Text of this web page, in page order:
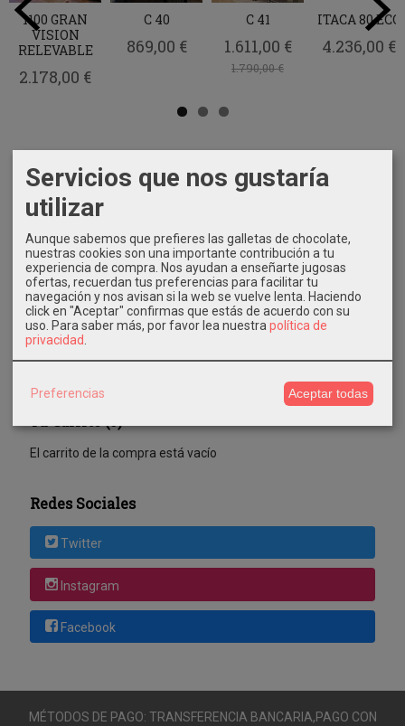
Marcas
Costes de Envío
El carrito de la compra está vacío
Redes Sociales
Twitter
Instagram
Facebook
1100 GRAN
VISION
RELEVABLE
2.178,00 €
C 40
869,00 €
C 41
1.611,00 €
1.790,00 €
ITACA 80 ECO
4.236,00 €
MÉTODOS DE PAGO: TRANSFERENCIA BANCARIA,PAGO CON
Servicios que nos gustaría
utilizar
Aunque sabemos que prefieres las galletas de chocolate,
nuestras cookies son una importante contribución a tu
experiencia de compra. Nos ayudan a enseñarte jugosas
ofertas, recuerdan tus preferencias para facilitar tu
navegación y nos avisan si la web se vuelve lenta. Haciendo
click en "Aceptar" confirmas que estás de acuerdo con su
uso. Para saber más, por favor lea nuestra política de
privacidad
Preferencias Aceptar todas